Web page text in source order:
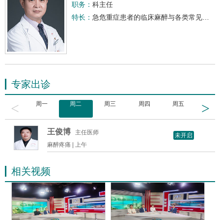
职务： 科主任
特长： 急危重症患者的临床麻醉与各类常见疼痛性疾病的诊治工作。
专家出诊
< 周一 周二 周三 周四 周五 >
王俊博
主任医师
麻醉疼痛 | 上午
未开启
相关视频